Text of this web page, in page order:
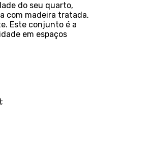
do seu quarto,
com madeira tratada,
Este conjunto é a
em espaços